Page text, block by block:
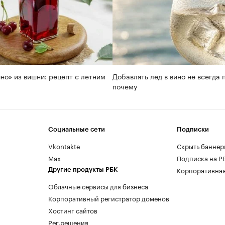
из вишни: рецепт с летним
Добавлять лед в вино не всегда
почему
Социальные сети
Vkontakte
Max
Другие продукты РБК
Облачные сервисы для бизнеса
Корпоративный регистратор доменов
Хостинг сайтов
Рег.решения
Подписки
Скрыть
Подписка на